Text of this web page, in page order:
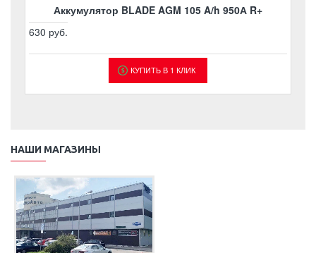
Аккумулятор BLADE AGM 105 A/h 950А R+
630 руб.
КУПИТЬ В 1 КЛИК
НАШИ МАГАЗИНЫ